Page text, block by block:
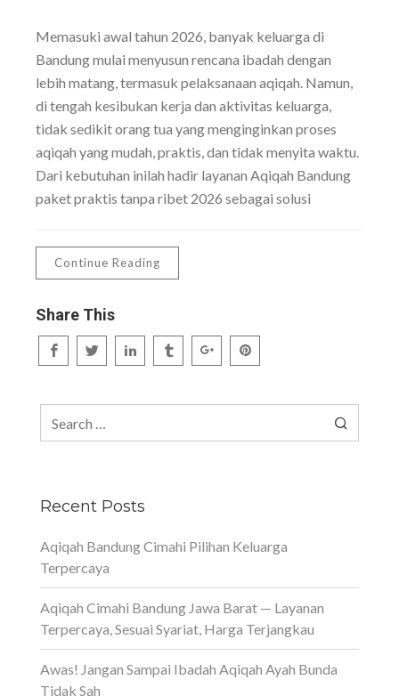
Memasuki awal tahun 2026, banyak keluarga di
Bandung mulai menyusun rencana ibadah dengan
lebih matang, termasuk pelaksanaan aqiqah. Namun,
di tengah kesibukan kerja dan aktivitas keluarga,
tidak sedikit orang tua yang menginginkan proses
aqiqah yang mudah, praktis, dan tidak menyita waktu.
Dari kebutuhan inilah hadir layanan Aqiqah Bandung
paket praktis tanpa ribet 2026 sebagai solusi
Continue Reading
Share This
Recent Posts
Aqiqah Bandung Cimahi Pilihan Keluarga
Terpercaya
Aqiqah Cimahi Bandung Jawa Barat — Layanan
Terpercaya, Sesuai Syariat, Harga Terjangkau
Awas! Jangan Sampai Ibadah Aqiqah Ayah Bunda
Tidak Sah